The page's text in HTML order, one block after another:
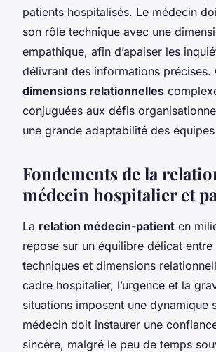
patients hospitalisés. Le médecin
son rôle technique avec une
empathique, afin d’apaiser les
délivrant des informations précises.
dimensions relationnelles
conjuguées aux défis
une grande adaptabilité des
Fondements de la
médecin hospitalier et
La relation médecin-patient en
repose sur un équilibre délicat
techniques et dimensions
cadre hospitalier, l’urgence et la
situations imposent une dynamique
médecin doit instaurer une
sincère, malgré le peu de temps